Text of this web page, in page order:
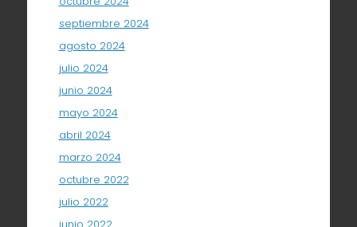
septiembre 2024
agosto 2024
julio 2024
junio 2024
mayo 2024
abril 2024
marzo 2024
octubre 2022
julio 2022